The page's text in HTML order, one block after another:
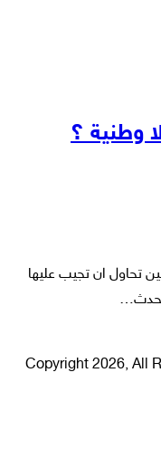
وطنية ؟
تحاول ان تجيب عليها